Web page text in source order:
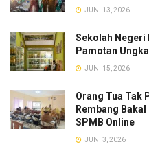
JUNI 13, 2026
Sekolah Negeri
Pamotan
JUNI 15, 2026
Orang Tua Tak
Rembang
SPMB Online
JUNI 3, 2026